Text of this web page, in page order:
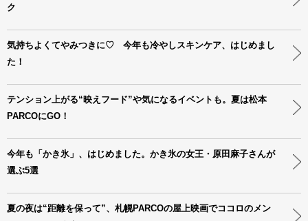
ク
気持ちよくてやみつきに♡ 今年も冷やしスキンケア、はじめまし
た！
テンション上がる“映えフード”や気になるイベントも。夏は松本
PARCOにGO！
今年も「かき氷」、はじめました。かき氷の女王・原田麻子さんが
選ぶ5選
夏の夜は“距離を保って”、札幌PARCOの屋上映画でココロのメン